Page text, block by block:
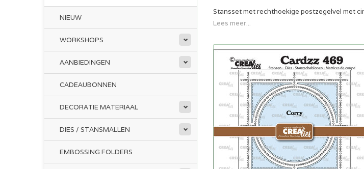
NIEUW
WORKSHOPS
AANBIEDINGEN
CADEAUBONNEN
DECORATIE MATERIAAL
DIES / STANSMALLEN
EMBOSSING FOLDERS
Stansset met rechthoekige postzegelvel met
Lees meer...